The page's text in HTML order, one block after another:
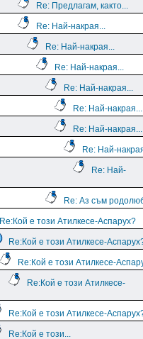
Re: Предлагам, както...
Re: Най-накрая...
Re: Най-накрая...
Re: Най-накрая...
Re: Най-накрая...
Re: Най-накрая...
Re: Най-накрая...
Re: Най-
Re: Най-
Re: Аз съм
Re:Кой е този Атилкесе-Аспарух?
Re:Кой е този Атилкесе-
Re:Кой е този Атилкесе-
Re:Кой е този Атилкесе-
Re:Кой е този Атилкесе-
Re:Кой е този...